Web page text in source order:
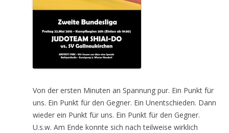
Von der ersten Minuten an Spannung pur. Ein Punkt für
uns. Ein Punkt für den Gegner. Ein Unentschieden. Dann
wieder ein Punkt für uns. Ein Punkt für den Gegner.
U.s.w. Am Ende konnte sich nach teilweise wirklich